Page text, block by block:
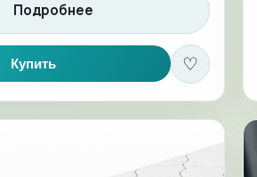
Подробнее
Купить ♡